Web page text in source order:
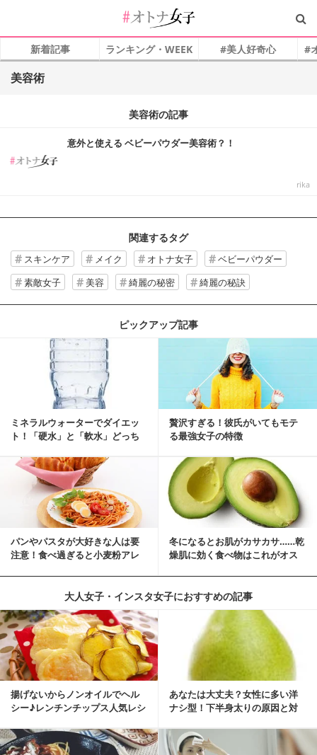
新着記事 ランキング・WEEK #美人好奇心 #
美容術
美容術の記事
意外と使える ベビーパウダー美容術？！
rika
関連するタグ
スキンケア メイク オトナ女子
ベビーパウダー
素敵女子
美容 綺麗の秘密 綺麗の秘訣
ピックアップ記事
ミネラルウォーターでダイエッ
ト！「硬水」と「軟水」どっち
贅沢すぎる！彼氏がいてもモテ
る最強女子の特徴
パンやパスタが大好きな人は要
注意！食べ過ぎると小麦粉アレ
冬になるとお肌がカサカサ……乾
燥肌に効く食べ物はこれがオス
大人女子・インスタ女子におすすめの記事
揚げないからノンオイルでヘル
シー♪レンチンチップス人気レシ
あなたは大丈夫？女性に多い洋
ナシ型！下半身太りの原因と対